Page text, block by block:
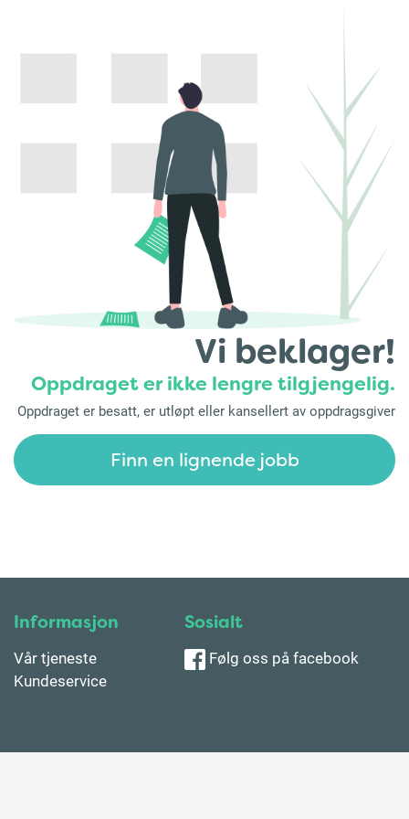
Vi beklager!
Oppdraget er ikke lengre tilgjengelig.
Oppdraget er besatt, er utløpt eller kansellert av oppdragsgiver
Finn en lignende jobb
Informasjon
Vår tjeneste
Kundeservice
Sosialt
Følg oss på facebook